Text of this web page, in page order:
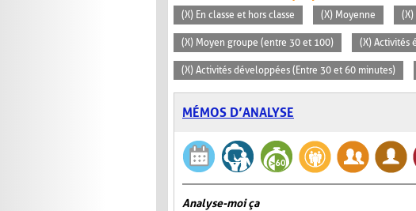
(X) En classe et hors classe (X) Moyenne
(X) Moyen groupe (entre 30 et 100) (X) Activités
(X) Activités développées (Entre 30 et 60 minutes)
MÉMOS D’ANALYSE
Analyse-moi ça